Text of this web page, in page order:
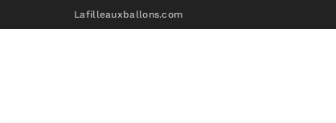
Lafilleauxballons.com